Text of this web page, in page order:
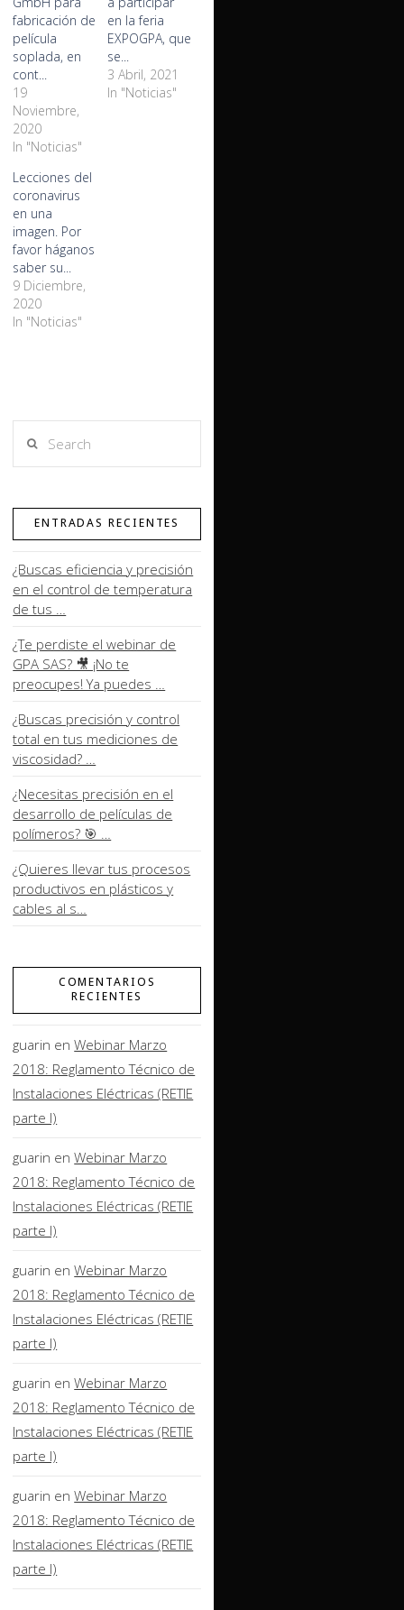
fabricación de
película
soplada, en
cont...
19
Noviembre,
2020
In "Noticias"
en la feria
EXPOGPA, que
se...
3 Abril, 2021
In "Noticias"
Lecciones del
coronavirus
en una
imagen. Por
favor háganos
saber su...
9 Diciembre,
2020
In "Noticias"
ENTRADAS RECIENTES
¿Buscas eficiencia y precisión
en el control de temperatura
de tus …
¿Te perdiste el webinar de
GPA SAS? 🎥 ¡No te
preocupes! Ya puedes …
¿Buscas precisión y control
total en tus mediciones de
viscosidad? …
¿Necesitas precisión en el
desarrollo de películas de
polímeros? 🎯 …
¿Quieres llevar tus procesos
productivos en plásticos y
cables al s…
COMENTARIOS
RECIENTES
guarin enWebinar Marzo
2018: Reglamento Técnico de
Instalaciones Eléctricas (RETIE
parte I)
guarin enWebinar Marzo
2018: Reglamento Técnico de
Instalaciones Eléctricas (RETIE
parte I)
guarin enWebinar Marzo
2018: Reglamento Técnico de
Instalaciones Eléctricas (RETIE
parte I)
guarin enWebinar Marzo
2018: Reglamento Técnico de
Instalaciones Eléctricas (RETIE
parte I)
guarin enWebinar Marzo
2018: Reglamento Técnico de
Instalaciones Eléctricas (RETIE
parte I)